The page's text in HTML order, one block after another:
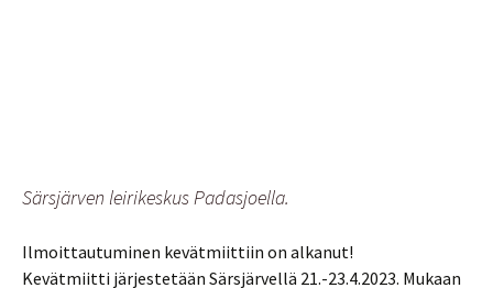
Särsjärven leirikeskus Padasjoella.
Ilmoittautuminen kevätmiittiin on alkanut!
Kevätmiitti järjestetään Särsjärvellä 21.-23.4.2023. Mukaan